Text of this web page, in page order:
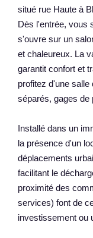
situé rue Haute à
Dès l'entrée, vous
s'ouvre sur un
et chaleureux. La
garantit confort et
profitez d'une salle
séparés, gages de
Installé dans un
la présence d'un
déplacements
facilitant le
proximité des
services) font de
investissement ou